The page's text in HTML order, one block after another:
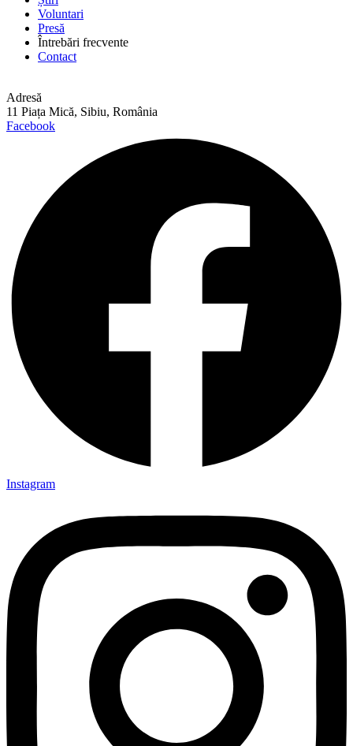
Voluntari
Presă
Întrebări frecvente
Contact
Adresă
11 Piața Mică, Sibiu, România
Facebook
Instagram